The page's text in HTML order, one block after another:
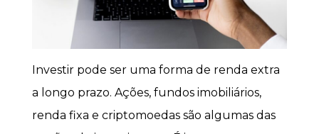
Investir pode ser uma forma de renda extra
a longo prazo. Ações, fundos imobiliários,
renda fixa e criptomoedas são algumas das